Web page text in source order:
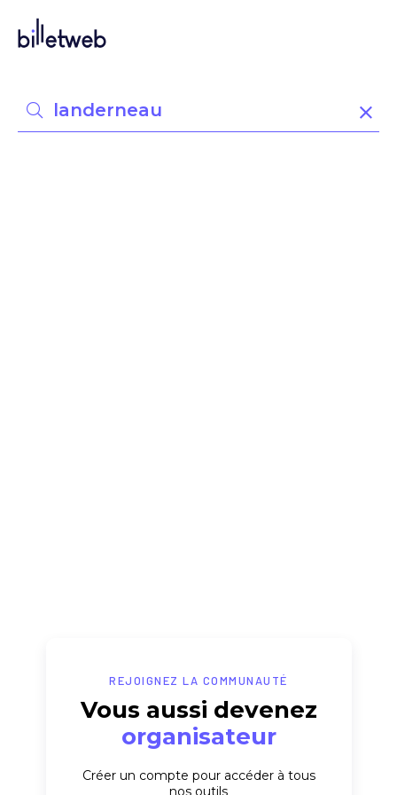
REJOIGNEZ LA COMMUNAUTÉ
Vous aussi devenez
organisateur
Créer un compte pour accéder à tous
nos outils